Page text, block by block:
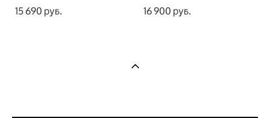
15 690 pуб.
16 900 pуб.